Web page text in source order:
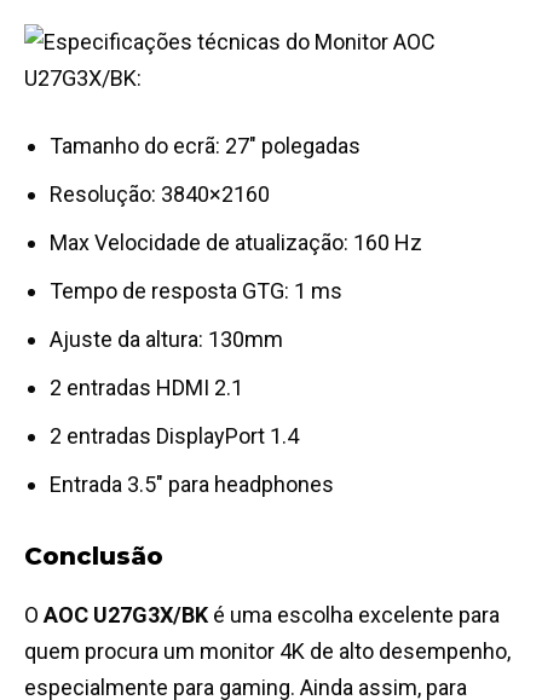
Tamanho do ecrã: 27″ polegadas
Resolução: 3840×2160
Max Velocidade de atualização: 160 Hz
Tempo de resposta GTG: 1 ms
Ajuste da altura: 130mm
2 entradas HDMI 2.1
2 entradas DisplayPort 1.4
Entrada 3.5″ para headphones
Conclusão
OAOC U27G3X/BK é uma escolha excelente para
quem procura um monitor 4K de alto desempenho,
especialmente para gaming. Ainda assim, para